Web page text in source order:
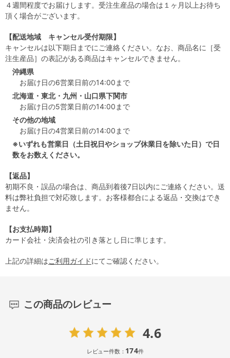
４週間程度でお届けします。受注生産品の場合は１ヶ月以上お待ち
頂く場合がございます。
【配送地域 キャンセル受付期限】
キャンセルは以下期日までにご連絡ください。なお、商品名に［受
注生産品］の表記がある商品はキャンセルできません。
沖縄県
お届け日の6営業日前の14:00まで
北海道・東北・九州・山口県下関市
お届け日の5営業日前の14:00まで
その他の地域
お届け日の4営業日前の14:00まで
※いずれも営業日（土日祝日やショップ休業日を除いた日）で日
数をお数えください。
【返品】
初期不良・誤品の場合は、商品到着後7日以内にご連絡ください。送
料は弊社負担で対応致します。お客様都合による返品・交換はでき
ません。
【お支払時期】
カード会社・決済会社の引き落とし日に準じます。
上記の詳細はご利用ガイドにてご確認ください。
この商品のレビュー
4.6
レビュー件数： 174件